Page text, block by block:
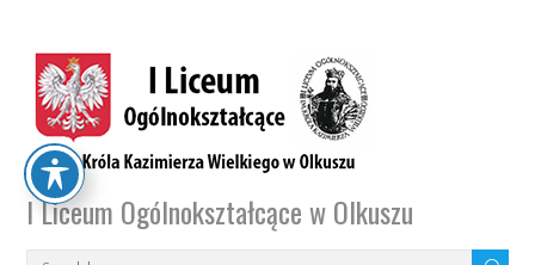
I Liceum Ogólnokształcące w Olkuszu